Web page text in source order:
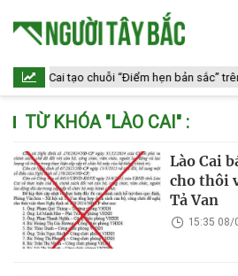
Lào Cai tạo chuỗi “Điểm hẹn bản sắc” trên
TỪ KHÓA "LÀO CAI" :
Lào Cai
cho thôi
Tả Van
15:35 08/